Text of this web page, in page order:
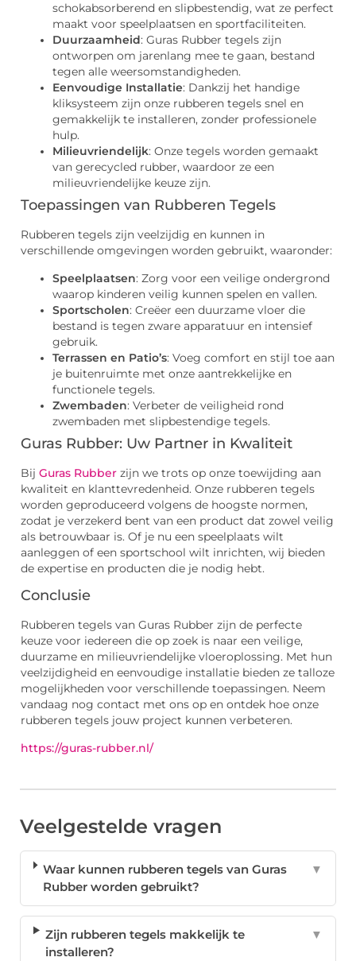
schokabsorberend en slipbestendig, wat ze perfect
maakt voor speelplaatsen en sportfaciliteiten.
Duurzaamheid: Guras Rubber tegels zijn
ontworpen om jarenlang mee te gaan, bestand
tegen alle weersomstandigheden.
Eenvoudige Installatie: Dankzij het handige
kliksysteem zijn onze rubberen tegels snel en
gemakkelijk te installeren, zonder professionele
hulp.
Milieuvriendelijk: Onze tegels worden gemaakt
van gerecycled rubber, waardoor ze een
milieuvriendelijke keuze zijn.
Toepassingen van Rubberen Tegels
Rubberen tegels zijn veelzijdig en kunnen in
verschillende omgevingen worden gebruikt, waaronder:
Speelplaatsen: Zorg voor een veilige ondergrond
waarop kinderen veilig kunnen spelen en vallen.
Sportscholen: Creëer een duurzame vloer die
bestand is tegen zware apparatuur en intensief
gebruik.
Terrassen en Patio’s: Voeg comfort en stijl toe aan
je buitenruimte met onze aantrekkelijke en
functionele tegels.
Zwembaden: Verbeter de veiligheid rond
zwembaden met slipbestendige tegels.
Guras Rubber: Uw Partner in Kwaliteit
Bij Guras Rubber zijn we trots op onze toewijding aan
kwaliteit en klanttevredenheid. Onze rubberen tegels
worden geproduceerd volgens de hoogste normen,
zodat je verzekerd bent van een product dat zowel veilig
als betrouwbaar is. Of je nu een speelplaats wilt
aanleggen of een sportschool wilt inrichten, wij bieden
de expertise en producten die je nodig hebt.
Conclusie
Rubberen tegels van Guras Rubber zijn de perfecte
keuze voor iedereen die op zoek is naar een veilige,
duurzame en milieuvriendelijke vloeroplossing. Met hun
veelzijdigheid en eenvoudige installatie bieden ze talloze
mogelijkheden voor verschillende toepassingen. Neem
vandaag nog contact met ons op en ontdek hoe onze
rubberen tegels jouw project kunnen verbeteren.
https://guras-rubber.nl/
Veelgestelde vragen
Waar kunnen rubberen tegels van Guras
Rubber worden gebruikt?
▼
Zijn rubberen tegels makkelijk te
installeren?
▼